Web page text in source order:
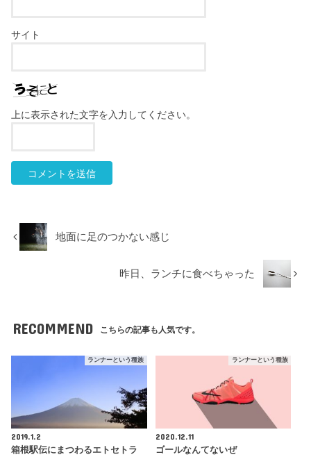
サイト
上に表示された文字を入力してください。
地面に足のつかない感じ
昨日、ランチに食べちゃった
RECOMMEND こちらの記事も人気です。
ランナーという種族
2019.1.2
箱根駅伝にまつわるエトセトラ
ランナーという種族
2020.12.11
ゴールなんてないぜ